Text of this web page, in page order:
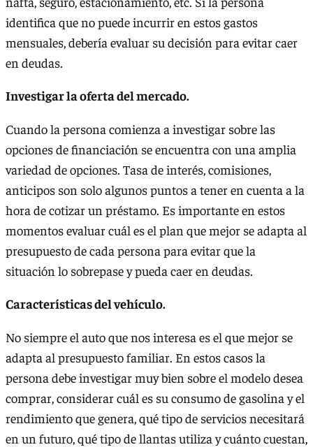
identifica que no puede incurrir en estos gastos
mensuales, debería evaluar su decisión para evitar caer
en deudas.
Investigar la oferta del mercado.
Cuando la persona comienza a investigar sobre las
opciones de financiación se encuentra con una amplia
variedad de opciones. Tasa de interés, comisiones,
anticipos son solo algunos puntos a tener en cuenta a la
hora de cotizar un préstamo. Es importante en estos
momentos evaluar cuál es el plan que mejor se adapta al
presupuesto de cada persona para evitar que la
situación lo sobrepase y pueda caer en deudas.
Características del vehículo.
No siempre el auto que nos interesa es el que mejor se
adapta al presupuesto familiar. En estos casos la
persona debe investigar muy bien sobre el modelo desea
comprar, considerar cuál es su consumo de gasolina y el
rendimiento que genera, qué tipo de servicios necesitará
en un futuro, qué tipo de llantas utiliza y cuánto cuestan,